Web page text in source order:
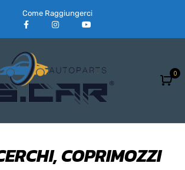
Come Raggiungerci
0
COPRIMOZZI